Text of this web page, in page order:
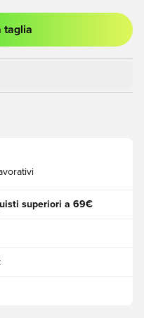
o registrarsi come
taglia
superiori a 69€